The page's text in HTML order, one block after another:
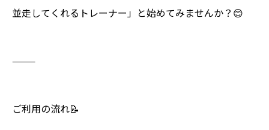
並走してくれるトレーナー」と始めてみませんか？😊
⸻
ご利用の流れ📝